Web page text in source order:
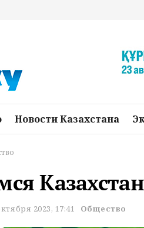
Новости Казахстана
2023, 17:41 Общество